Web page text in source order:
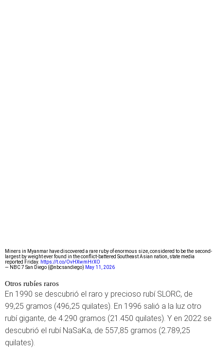
Miners in Myanmar have discovered a rare ruby of enormous size, considered to be the second-
largest by weight ever found in the conflict-battered Southeast Asian nation, state media
reported Friday. https://t.co/OvHXwmHrXO
— NBC 7 San Diego (@nbcsandiego) May 11, 2026
Otros rubíes raros
En 1990 se descubrió el raro y precioso rubí SLORC, de
99,25 gramos (496,25 quilates). En 1996 salió a la luz otro
rubí gigante, de 4.290 gramos (21.450 quilates). Y en 2022 se
descubrió el rubí NaSaKa, de 557,85 gramos (2.789,25
quilates).